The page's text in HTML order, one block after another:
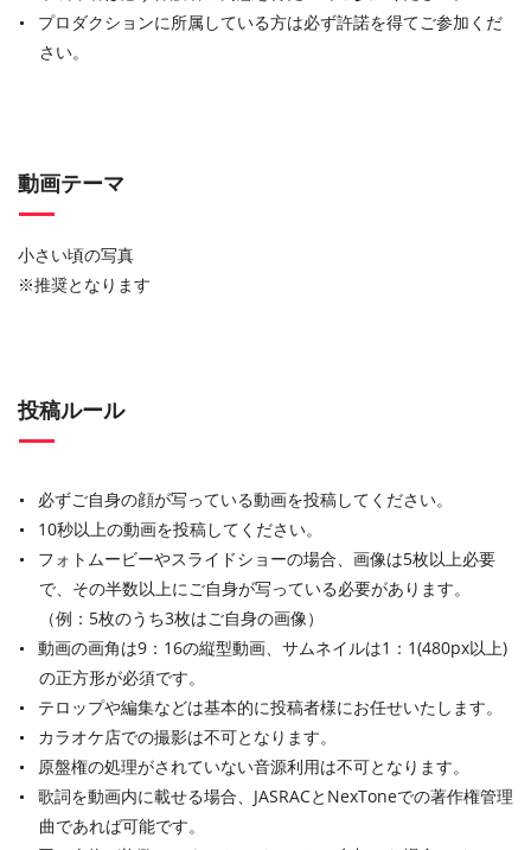
プロダクションに所属している方は必ず許諾を得てご参加くだ
さい。
動画テーマ
小さい頃の写真
※推奨となります
投稿ルール
必ずご自身の顔が写っている動画を投稿してください。
10秒以上の動画を投稿してください。
フォトムービーやスライドショーの場合、画像は5枚以上必要
で、その半数以上にご自身が写っている必要があります。
（例：5枚のうち3枚はご自身の画像）
動画の画角は9：16の縦型動画、サムネイルは1：1(480px以上)
の正方形が必須です。
テロップや編集などは基本的に投稿者様にお任せいたします。
カラオケ店での撮影は不可となります。
原盤権の処理がされていない音源利用は不可となります。
歌詞を動画内に載せる場合、JASRACとNexToneでの著作権管理
曲であれば可能です。